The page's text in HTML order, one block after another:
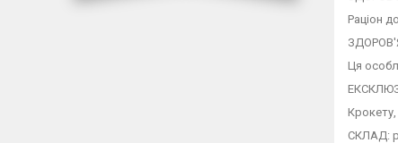
Раціон
Ця
СКЛАД: